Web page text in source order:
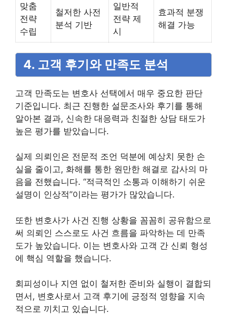
맞춤
전략
수립
철저한 사전
분석 기반
일반적
전략 제
시
효과적 분쟁
해결 가능
4. 고객 후기와 만족도 분석
고객 만족도는 변호사 선택에서 매우 중요한 판단
기준입니다. 최근 진행한 설문조사와 후기를 통해
알아본 결과, 신속한 대응력과 친절한 상담 태도가
높은 평가를 받았습니다.
실제 의뢰인은 전문적 조언 덕분에 예상치 못한 손
실을 줄이고, 화해를 통한 원만한 해결로 감사의 마
음을 전했습니다. “적극적인 소통과 이해하기 쉬운
설명이 인상적”이라는 평가가 많았습니다.
또한 변호사가 사건 진행 상황을 꼼꼼히 공유함으로
써 의뢰인 스스로도 사건 흐름을 파악하는 데 만족
도가 높았습니다. 이는 변호사와 고객 간 신뢰 형성
에 핵심 역할을 했습니다.
회피성이나 지연 없이 철저한 준비와 실행이 결합되
면서, 변호사로서 고객 후기에 긍정적 영향을 지속
적으로 끼치고 있습니다.